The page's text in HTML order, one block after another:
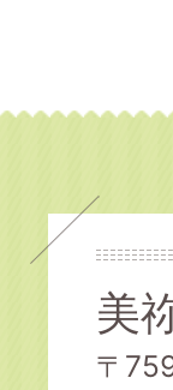
美
〒